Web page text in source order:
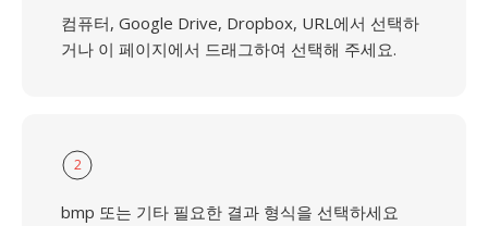
컴퓨터, Google Drive, Dropbox, URL에서 선택하
거나 이 페이지에서 드래그하여 선택해 주세요.
2
bmp 또는 기타 필요한 결과 형식을 선택하세요